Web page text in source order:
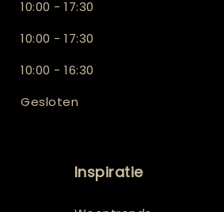
10:00 - 17:30
10:00 - 17:30
10:00 - 16:30
Gesloten
Inspiratie